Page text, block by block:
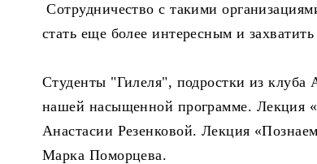
Сотрудничество с такими
стать еще более интересным и
Студенты "Гилеля", подростки из
нашей насыщенной программе. Лекция
Анастасии Резенковой. Лекция
Марка Поморцева.